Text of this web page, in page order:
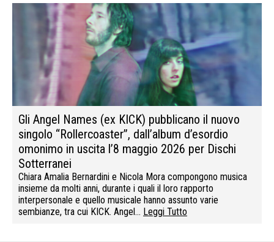
Gli Angel Names (ex KICK) pubblicano il nuovo
singolo “Rollercoaster”, dall’album d’esordio
omonimo in uscita l’8 maggio 2026 per Dischi
Sotterranei
Chiara Amalia Bernardini e Nicola Mora compongono musica
insieme da molti anni, durante i quali il loro rapporto
interpersonale e quello musicale hanno assunto varie
sembianze, tra cui KICK. Angel… Leggi Tutto